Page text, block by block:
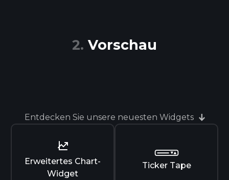
Vorschau
Entdecken Sie unsere neuesten Widgets
Erweitertes Chart-
Widget
Ticker Tape